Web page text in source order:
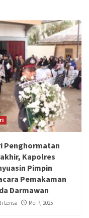
Penghormatan
Kapolres
Pimpin
Pemakaman
Darmawan
Lensa Mei 7, 2025